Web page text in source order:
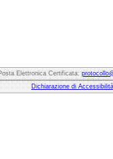
Elettronica Certificata:
Dichiarazione di Accessibilità